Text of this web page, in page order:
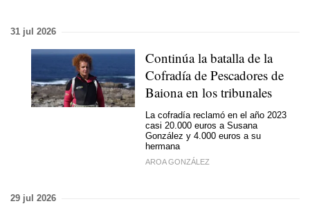
31 jul 2026
Continúa la batalla de la
Cofradía de Pescadores de
Baiona en los tribunales
La cofradía reclamó en el año 2023
casi 20.000 euros a Susana
González y 4.000 euros a su
hermana
AROA GONZÁLEZ
29 jul 2026